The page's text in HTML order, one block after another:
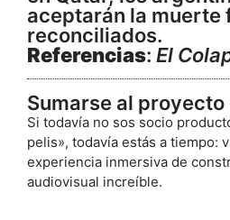
aceptarán la muerte
reconciliados.
Referencias: El
Sumarse al
Si todavía no sos socio
pelis», todavía estás a tiempo:
experiencia inmersiva de
audiovisual increíble.